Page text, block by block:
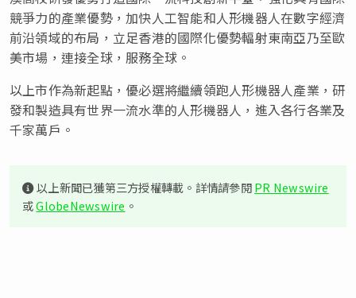
競爭力的產業優勢，加快人工智能和人形機器人在數字經濟
前沿領域的布局，立足香港的國際化優勢輻射東南亞乃至歐
美市場，連接全球，服務全球。
以上市作為新起點，優必選將繼續領跑人形機器人產業，研
發和製造具有世界一流水準的人形機器人，進入各行各業及
千家萬戶。
以上新聞已獲第三方授權轉載。詳情請參閱PR Newswire
或GlobeNewswire 。